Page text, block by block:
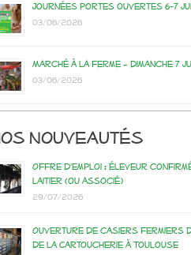
Journées portes ouvertes 6-7
03/06/2026
Marché à la ferme – dimanche 7
03/06/2026
nouveautés
Offre d’emploi : éleveur
laitier (ou associé)
29/07/2026
Ouverture de casiers fermiers
de la Cartoucherie à Toulouse